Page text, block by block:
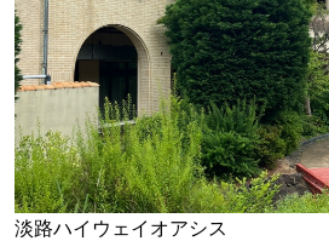
淡路ハイウェイオアシス